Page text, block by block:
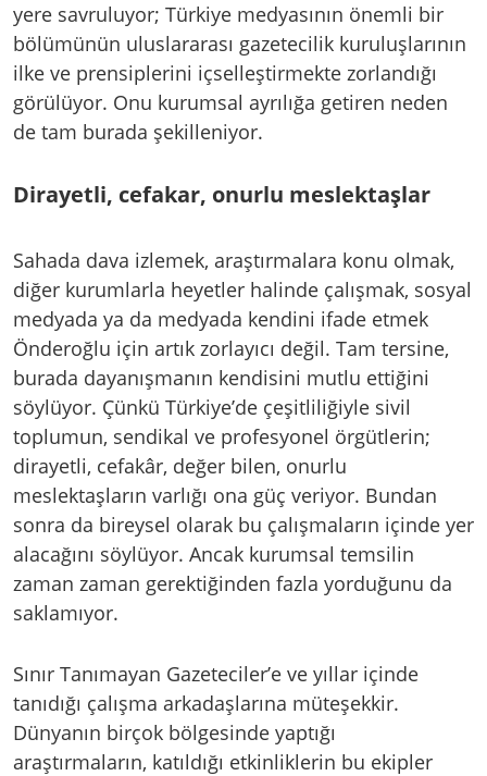
yere savruluyor; Türkiye medyasının önemli bir
bölümünün uluslararası gazetecilik kuruluşlarının
ilke ve prensiplerini içselleştirmekte zorlandığı
görülüyor. Onu kurumsal ayrılığa getiren neden
de tam burada şekilleniyor.
Dirayetli, cefakar, onurlu meslektaşlar
Sahada dava izlemek, araştırmalara konu olmak,
diğer kurumlarla heyetler halinde çalışmak, sosyal
medyada ya da medyada kendini ifade etmek
Önderoğlu için artık zorlayıcı değil. Tam tersine,
burada dayanışmanın kendisini mutlu ettiğini
söylüyor. Çünkü Türkiye’de çeşitliliğiyle sivil
toplumun, sendikal ve profesyonel örgütlerin;
dirayetli, cefakâr, değer bilen, onurlu
meslektaşların varlığı ona güç veriyor. Bundan
sonra da bireysel olarak bu çalışmaların içinde yer
alacağını söylüyor. Ancak kurumsal temsilin
zaman zaman gerektiğinden fazla yorduğunu da
saklamıyor.
Sınır Tanımayan Gazeteciler’e ve yıllar içinde
tanıdığı çalışma arkadaşlarına müteşekkir.
Dünyanın birçok bölgesinde yaptığı
araştırmaların, katıldığı etkinliklerin bu ekipler